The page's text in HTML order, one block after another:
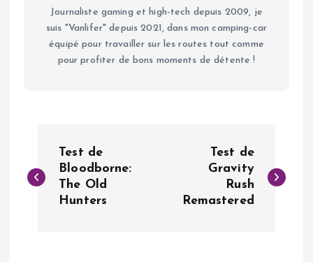
Journaliste gaming et high-tech depuis 2009, je
suis "Vanlifer" depuis 2021, dans mon camping-car
équipé pour travailler sur les routes tout comme
pour profiter de bons moments de détente !
a
Test de
Bloodborne:
The Old
Hunters
Test de
Gravity
Rush
Remastered